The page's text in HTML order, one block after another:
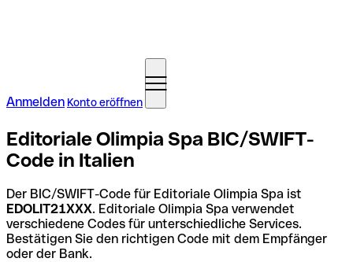
Anmelden Konto eröffnen
Editoriale Olimpia Spa BIC/SWIFT-
Code in Italien
Der BIC/SWIFT-Code für Editoriale Olimpia Spa ist
EDOLIT21XXX. Editoriale Olimpia Spa verwendet
verschiedene Codes für unterschiedliche Services.
Bestätigen Sie den richtigen Code mit dem Empfänger
oder der Bank.